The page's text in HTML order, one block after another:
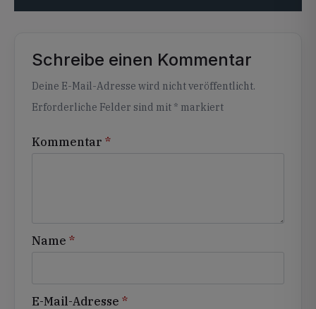
Schreibe einen Kommentar
Deine E-Mail-Adresse wird nicht veröffentlicht.
Erforderliche Felder sind mit * markiert
Kommentar *
Name *
E-Mail-Adresse *
Alternative: